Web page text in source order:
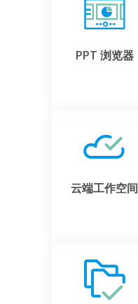
PPT 浏览器
云端工作空间